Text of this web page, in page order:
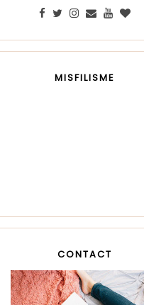
MISFILISME
CONTACT